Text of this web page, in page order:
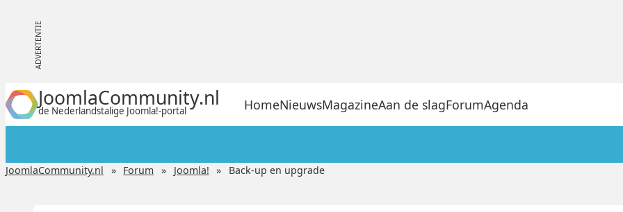
JoomlaCommunity.nl
de Nederlandstalige Joomla!-portal HomeNieuwsMagazineAan de slagForumAgenda
JoomlaCommunity.nl Forum Joomla! Back-up en upgrade